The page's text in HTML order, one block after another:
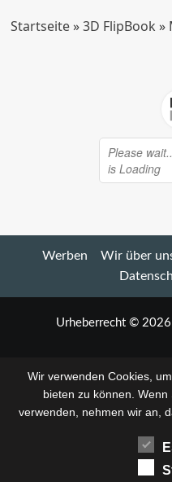
Startseite»3D FlipBook »
Werben Wir über
Urheberrecht © 2026
Wir verwenden Cookies,
bieten zu können.
verwenden, nehmen wir an,